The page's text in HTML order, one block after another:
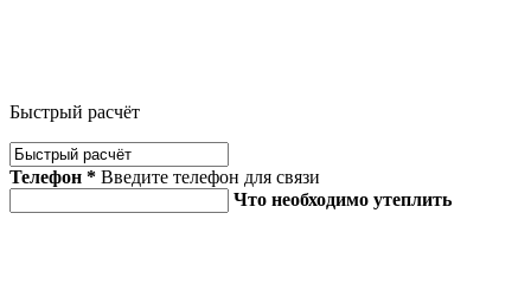
Быстрый расчёт
Телефон * Введите телефон для связи
Что необходимо утеплить